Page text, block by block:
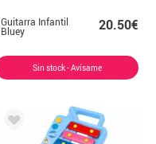
Guitarra Infantil
Bluey 20.50€
Sin stock - Avísame